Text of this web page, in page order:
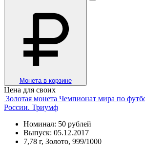
Монета в корзине
Цена для своих
Золотая монета Чемпионат мира по
России. Триумф
Номинал: 50 рублей
Выпуск: 05.12.2017
7,78 г, Золото, 999/1000